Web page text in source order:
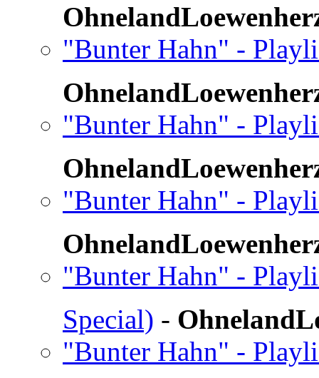
"Bunter Hahn" -
"Bunter Hahn" -
"Bunter Hahn" -
"Bunter Hahn" -
Special) -
"Bunter Hahn" -